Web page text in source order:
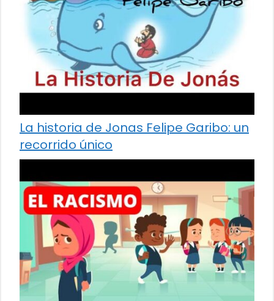
La historia de Jonas Felipe Garibo: un
recorrido único